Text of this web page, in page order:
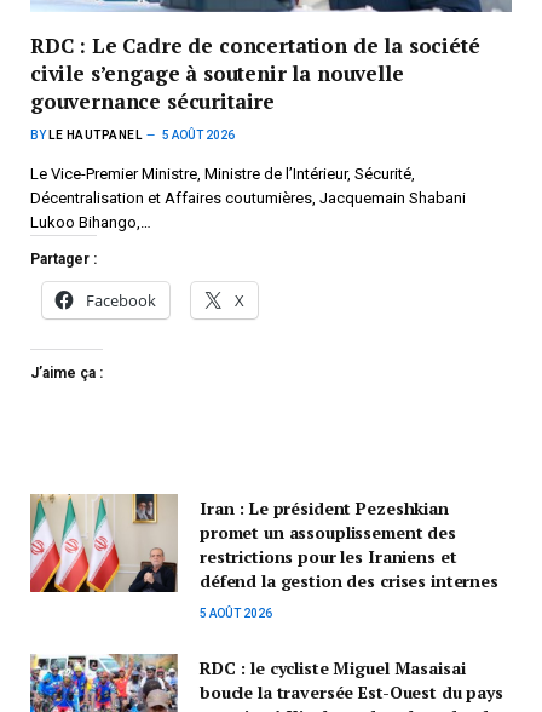
RDC : Le Cadre de concertation de la société
civile s’engage à soutenir la nouvelle
gouvernance sécuritaire
BY LE HAUTPANEL 5 AOÛT 2026
Le Vice-Premier Ministre, Ministre de l’Intérieur, Sécurité,
Décentralisation et Affaires coutumières, Jacquemain Shabani
Lukoo Bihango,…
Partager :
Facebook X
J’aime ça :
Iran : Le président Pezeshkian
promet un assouplissement des
restrictions pour les Iraniens et
défend la gestion des crises internes
5 AOÛT 2026
RDC : le cycliste Miguel Masaisai
boucle la traversée Est-Ouest du pays